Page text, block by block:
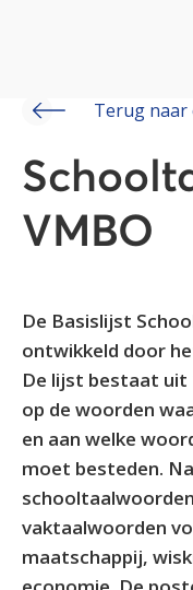
Terug naar
VMBO
De Basislijst
ontwikkeld door
De lijst bestaat
op de woorden
en aan welke
moet besteden.
vaktaalwoorden
maatschappij,